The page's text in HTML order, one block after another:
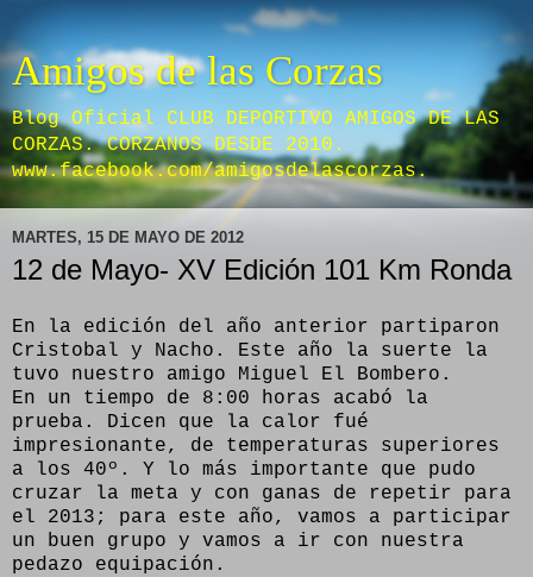
Amigos de las Corzas
Blog Oficial CLUB DEPORTIVO AMIGOS DE LAS
CORZAS. CORZANOS DESDE 2010.
www.facebook.com/amigosdelascorzas.
MARTES, 15 DE MAYO DE 2012
12 de Mayo- XV Edición 101 Km Ronda
En la edición del año anterior partiparon
Cristobal y Nacho. Este año la suerte la
tuvo nuestro amigo Miguel El Bombero.
En un tiempo de 8:00 horas acabó la
prueba. Dicen que la calor fué
impresionante, de temperaturas superiores
a los 40º. Y lo más importante que pudo
cruzar la meta y con ganas de repetir para
el 2013; para este año, vamos a participar
un buen grupo y vamos a ir con nuestra
pedazo equipación.